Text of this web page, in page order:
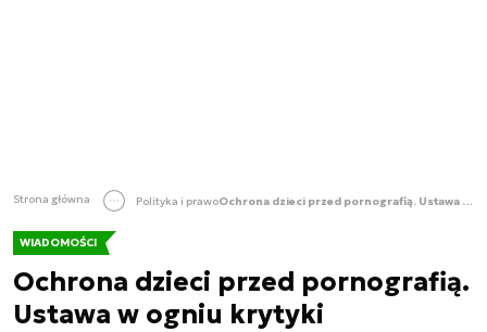
Strona główna Polityka i prawo Ochrona dzieci przed pornografią. Ustawa w ogniu krytyki
WIADOMOŚCI
Ochrona dzieci przed pornografią.
Ustawa w ogniu krytyki